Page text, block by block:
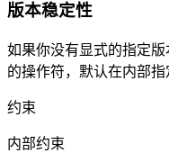
版本稳定性
如果你没有显式的指定版
的操作符，默认在内部指
约束
内部约束